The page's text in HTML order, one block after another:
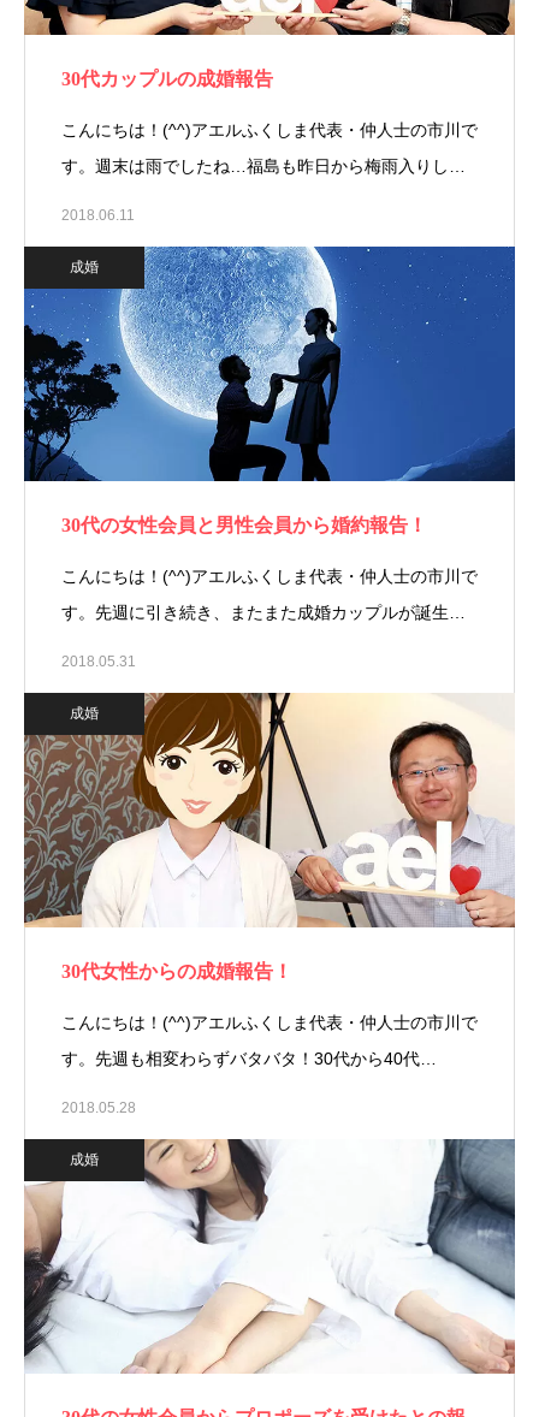
30代カップルの成婚報告
こんにちは！(^^)アエルふくしま代表・仲人士の市川で
す。週末は雨でしたね…福島も昨日から梅雨入りし…
2018.06.11
成婚
30代の女性会員と男性会員から婚約報告！
こんにちは！(^^)アエルふくしま代表・仲人士の市川で
す。先週に引き続き、またまた成婚カップルが誕生…
2018.05.31
成婚
30代女性からの成婚報告！
こんにちは！(^^)アエルふくしま代表・仲人士の市川で
す。先週も相変わらずバタバタ！30代から40代…
2018.05.28
成婚